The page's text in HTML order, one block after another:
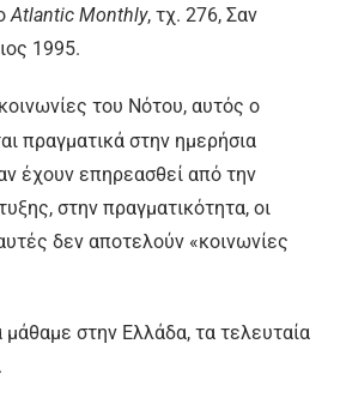
Atlantic Monthly, τχ. 276, Σαν
1995.
του Νότου, αυτός ο
πραγματικά στην ημερήσια
έχουν επηρεασθεί από την
στην πραγματικότητα, οι
δεν αποτελούν «κοινωνίες
στην Ελλάδα, τα τελευταία